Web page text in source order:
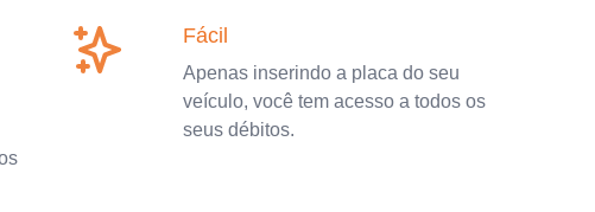
Fácil
Apenas inserindo a placa do seu
veículo, você tem acesso a todos os
seus débitos.